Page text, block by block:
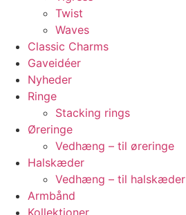
Twist
Waves
Classic Charms
Gaveidéer
Nyheder
Ringe
Stacking rings
Øreringe
Vedhæng – til øreringe
Halskæder
Vedhæng – til halskæder
Armbånd
Kollektioner